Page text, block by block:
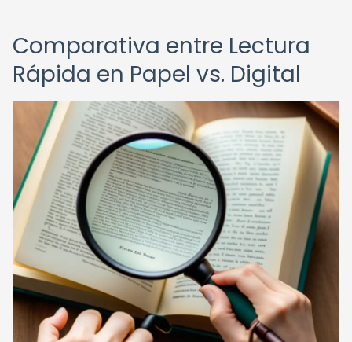
Comparativa entre Lectura
Rápida en Papel vs. Digital